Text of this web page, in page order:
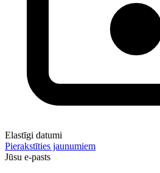
Elastīgi datumi
Pierakstīties jaunumiem
Jūsu e-pasts